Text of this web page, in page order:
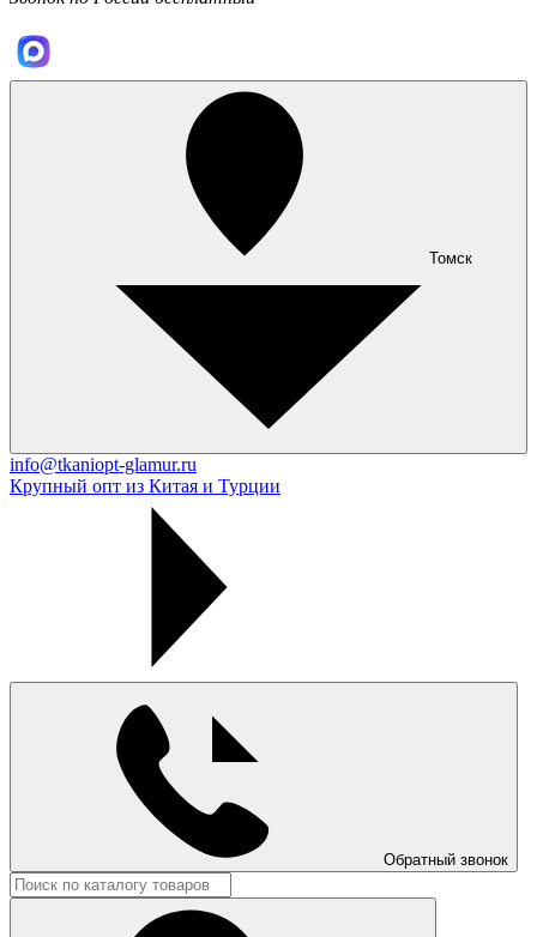
Томск
info@tkaniopt-glamur.ru
Крупный опт из Китая и Турции
Обратный звонок